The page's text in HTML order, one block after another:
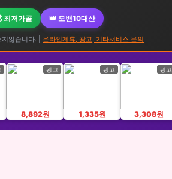
최저가콜 👑 모밴10대산
않습니다. | 온라인제휴, 광고, 기타서비스 문의
광고
8,892원
광고
1,335원
광고
3,308원